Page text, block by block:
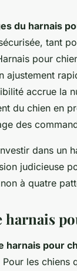
du harnais
tant
pour
ajustement
accrue la
du chien en
des
dans un
judicieuse
à quatre
harnais
harnais pour
les chiens